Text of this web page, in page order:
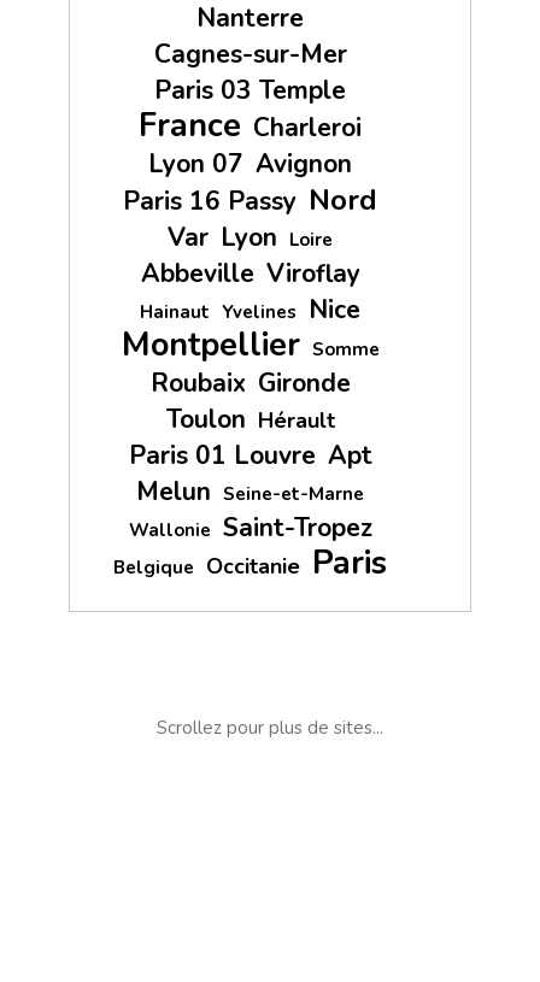
Nanterre
Cagnes-sur-Mer
Paris 03 Temple
France Charleroi
Lyon 07 Avignon
Paris 16 Passy Nord
Var Lyon Loire
Abbeville Viroflay
Hainaut Yvelines Nice
Montpellier Somme
Roubaix Gironde
Toulon Hérault
Paris 01 Louvre Apt
Melun Seine-et-Marne
Wallonie Saint-Tropez
Belgique Occitanie Paris
Scrollez pour plus de sites...